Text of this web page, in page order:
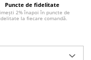
Puncte de fidelitate
2% înapoi în puncte de
la fiecare comandă.